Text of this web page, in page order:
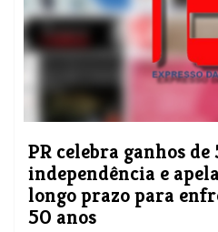
PR celebra ganhos de
independência e
longo prazo para
50 anos